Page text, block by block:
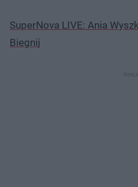
SuperNova LIVE: Ania
Biegnij